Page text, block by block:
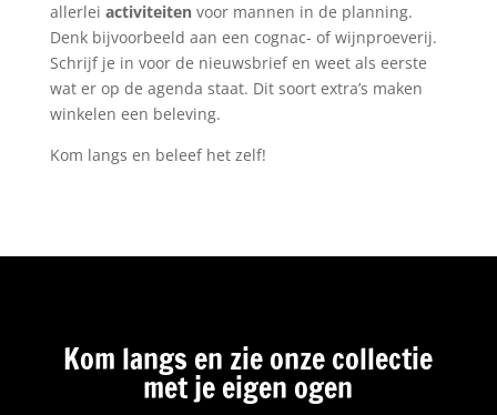
allerlei activiteitenvoor mannen in de planning.
Denk bijvoorbeeld aan een cognac- of wijnproeverij.
Schrijf je in voor de nieuwsbrief en weet als eerste
wat er op de agenda staat. Dit soort extra’s maken
winkelen een beleving.
Kom langs en beleef het zelf!
Kom langs en zie onze collectie
met je eigen ogen